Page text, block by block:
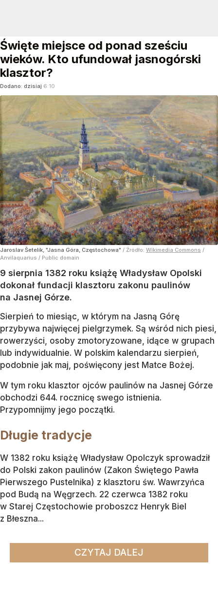
Święte miejsce od ponad sześciu
wieków. Kto ufundował jasnogórski
klasztor?
Dodano: dzisiaj 6:10
Jaroslav Šetelík, "Jasna Góra, Częstochowa" / Źródło: Wikimedia Commons /
Anvilaquarius / Public domain
9 sierpnia 1382 roku książę Władysław Opolski
dokonał fundacji klasztoru zakonu paulinów
na Jasnej Górze.
Sierpień to miesiąc, w którym na Jasną Górę
przybywa najwięcej pielgrzymek. Są wśród nich piesi,
rowerzyści, osoby zmotoryzowane, idące w grupach
lub indywidualnie. W polskim kalendarzu sierpień,
podobnie jak maj, poświęcony jest Matce Bożej.
W tym roku klasztor ojców paulinów na Jasnej Górze
obchodzi 644. rocznicę swego istnienia.
Przypomnijmy jego początki.
Długie tradycje
W 1382 roku książę Władysław Opolczyk sprowadził
do Polski zakon paulinów (Zakon Świętego Pawła
Pierwszego Pustelnika) z klasztoru św. Wawrzyńca
pod Budą na Węgrzech. 22 czerwca 1382 roku
w Starej Częstochowie proboszcz Henryk Biel
z Błeszna...
CZYTAJ DALEJ